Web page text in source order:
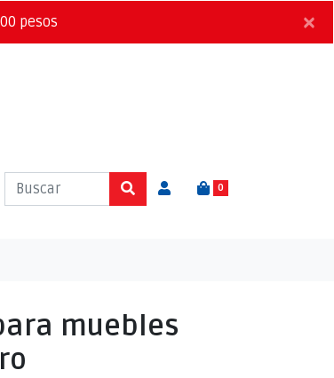
pesos ×
0
muebles